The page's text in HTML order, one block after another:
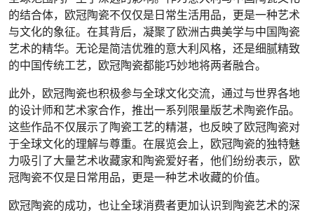
的结合体，欧冠陶瓷不仅仅是日常生活用品，更是一种艺术
与文化的象征。在其背后，凝聚了欧洲古典美学与中国陶瓷
艺术的精华。无论是简洁优雅的意大利风格，还是细腻精致
的中国传统工艺，欧冠陶瓷都能巧妙地将两者融合。
此外，欧冠陶瓷也积极参与全球文化交流，通过与世界各地
的设计师和艺术家合作，推出一系列限量版艺术陶瓷作品。
这些作品不仅展示了陶瓷工艺的精湛，也反映了欧冠陶瓷对
于全球文化的理解与尊重。在展览会上，欧冠陶瓷的独特魅
力吸引了大量艺术收藏家和陶瓷爱好者，他们纷纷表示，欧
冠陶瓷不仅是日常用品，更是一种艺术收藏的价值。
欧冠陶瓷的成功，也让全球消费者更加认识到陶瓷艺术的深